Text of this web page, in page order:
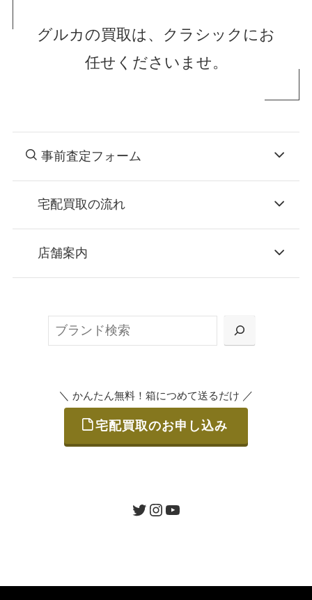
グルカの買取は、クラシックにお
任せくださいませ。
事前査定フォーム
宅配買取の流れ
お申込み
または梱包材不要の「集荷申込」からお選び
ご発送
STEP
店舗案内
＼ かんたん無料！箱につめて送るだけ ／
宅配買取のお申し込み
ツイッターインスタグラムユーチューブ